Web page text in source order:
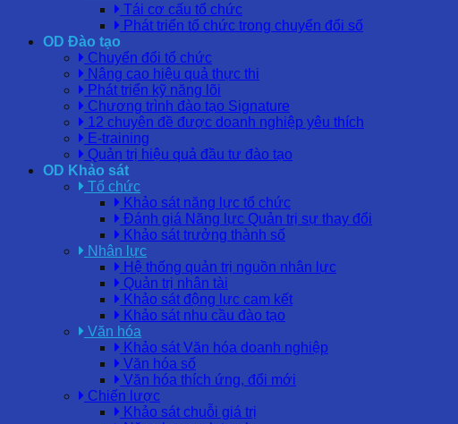
Tái cơ cấu tổ chức
Phát triển tổ chức trong chuyển đổi số
OD Đào tạo
Chuyển đổi tổ chức
Nâng cao hiệu quả thực thi
Phát triển kỹ năng lõi
Chương trình đào tạo Signature
12 chuyên đề được doanh nghiệp yêu thích
E-training
Quản trị hiệu quả đầu tư đào tạo
OD Khảo sát
Tổ chức
Khảo sát năng lực tổ chức
Đánh giá Năng lực Quản trị sự thay đổi
Khảo sát trưởng thành số
Nhân lực
Hệ thống quản trị nguồn nhân lực
Quản trị nhân tài
Khảo sát động lực cam kết
Khảo sát nhu cầu đào tạo
Văn hóa
Khảo sát Văn hóa doanh nghiệp
Văn hóa số
Văn hóa thích ứng, đổi mới
Chiến lược
Khảo sát chuỗi giá trị